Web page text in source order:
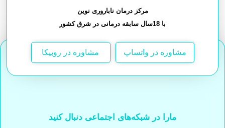
مرکز درمان ناباروری نوین
با 18سال سابقه درمانی در شرق کشور
مشاوره در واتساپ مشاوره در روبیکا
مارا در شبکه‌های اجتماعی دنبال کنید